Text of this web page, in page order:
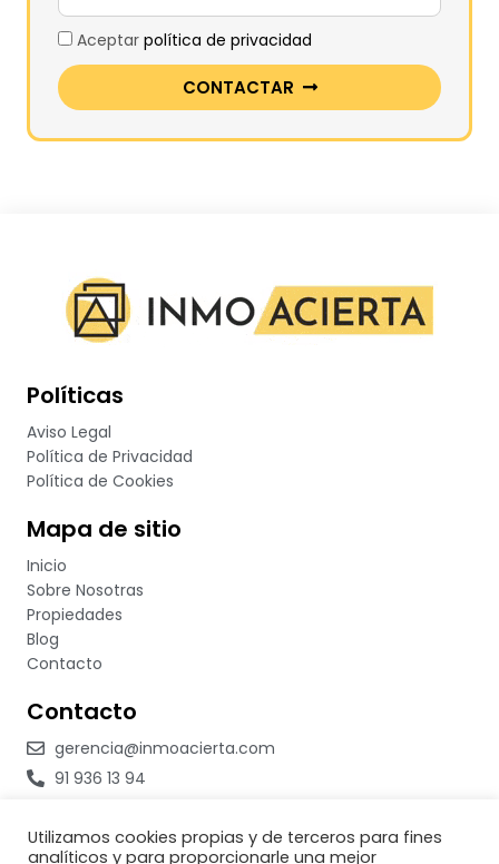
Aceptar política de privacidad
CONTACTAR
Políticas
Aviso Legal
Política de Privacidad
Política de Cookies
Mapa de sitio
Inicio
Sobre Nosotras
Propiedades
Blog
Contacto
Contacto
gerencia@inmoacierta.com
91 936 13 94
633 301 298
Utilizamos cookies propias y de terceros para fines
analíticos y para proporcionarle una mejor